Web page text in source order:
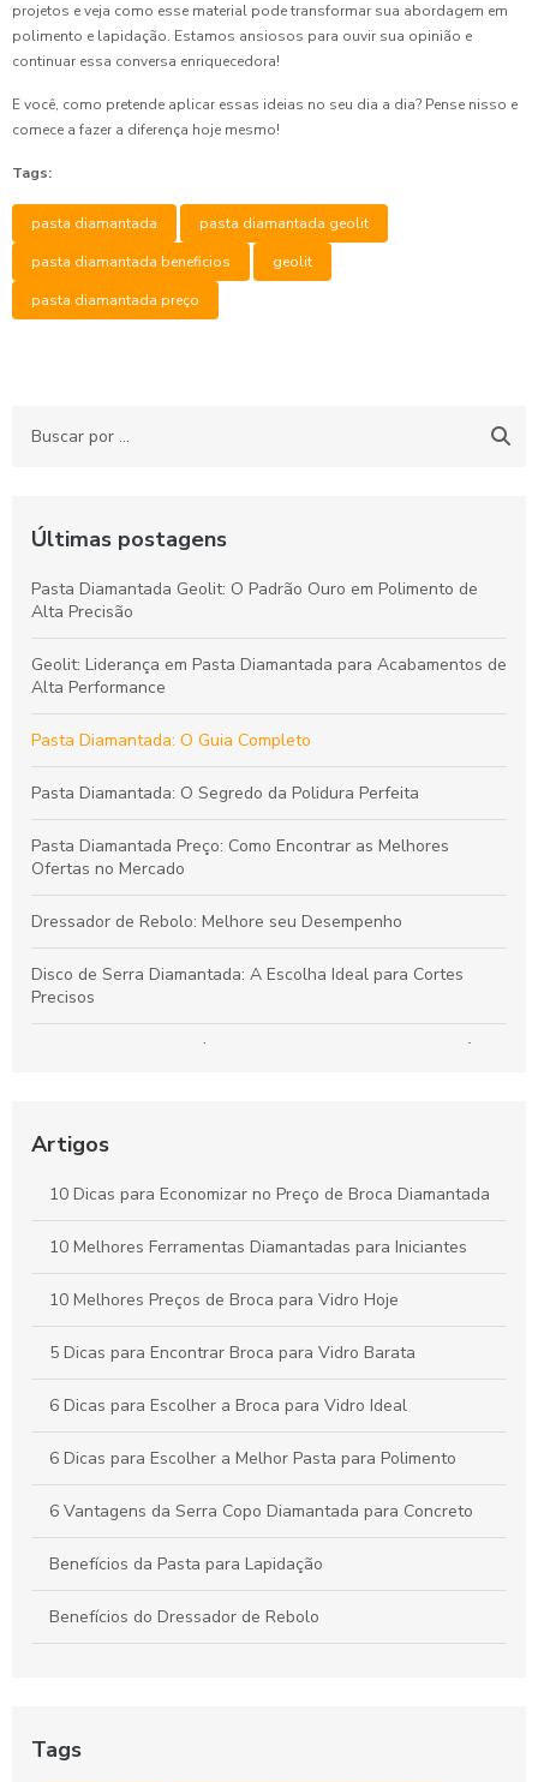
projetos e veja como esse material pode transformar sua abordagem em
polimento e lapidação. Estamos ansiosos para ouvir sua opinião e
continuar essa conversa enriquecedora!
E você, como pretende aplicar essas ideias no seu dia a dia? Pense nisso e
comece a fazer a diferença hoje mesmo!
Tags:
pasta diamantada
pasta diamantada geolit
pasta diamantada beneficios
geolit
pasta diamantada preço
Últimas postagens
Pasta Diamantada Geolit: O Padrão Ouro em Polimento de
Alta Precisão
Geolit: Liderança em Pasta Diamantada para Acabamentos de
Alta Performance
Pasta Diamantada: O Guia Completo
Pasta Diamantada: O Segredo da Polidura Perfeita
Pasta Diamantada Preço: Como Encontrar as Melhores
Ofertas no Mercado
Dressador de Rebolo: Melhore seu Desempenho
Disco de Serra Diamantada: A Escolha Ideal para Cortes
Precisos
Dressador de Rebolo é fundamental para garantir a eficiência
Seus Projetos
Como Escolher a Broca para Furação em Vidro Ideal para
Seus Projetos
Artigos
10 Dicas para Economizar no Preço de Broca Diamantada
10 Melhores Ferramentas Diamantadas para Iniciantes
10 Melhores Preços de Broca para Vidro Hoje
5 Dicas para Encontrar Broca para Vidro Barata
6 Dicas para Escolher a Broca para Vidro Ideal
6 Dicas para Escolher a Melhor Pasta para Polimento
6 Vantagens da Serra Copo Diamantada para Concreto
Benefícios da Pasta para Lapidação
Benefícios do Dressador de Rebolo
Broca diamantada para concreto preço acessível
Tags